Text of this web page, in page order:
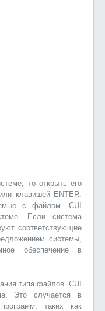
то открыть его
клавишей ENTER.
с файлом .CUI
Если система
соответствующие
системы,
обеспечение в
типа файлов .CUI
Это случается в
таких как